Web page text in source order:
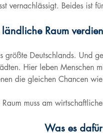
vernachlässigt. Beides ist
Raum
größte Deutschlands. Und
Hier leben Menschen
die gleichen Chancen
muss am
Was es